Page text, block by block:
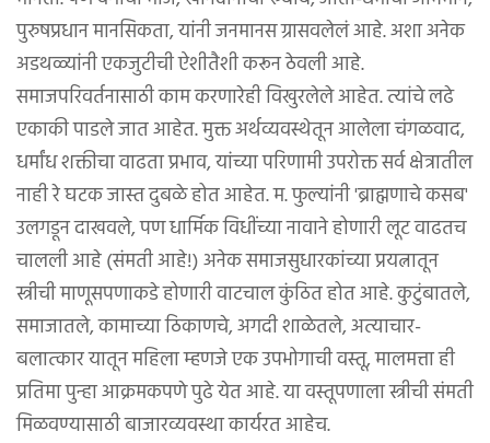
पुरुषप्रधान मानसिकता, यांनी जनमानस ग्रासवलेलं आहे. अशा अनेक
अडथळ्यांनी एकजुटीची ऐशीतैशी करून ठेवली आहे.
समाजपरिवर्तनासाठी काम करणारेही विखुरलेले आहेत. त्यांचे लढे
एकाकी पाडले जात आहेत. मुक्त अर्थव्यवस्थेतून आलेला चंगळवाद,
धर्मांध शक्तीचा वाढता प्रभाव, यांच्या परिणामी उपरोक्त सर्व क्षेत्रातील
नाही रे घटक जास्त दुबळे होत आहेत. म. फुल्यांनी 'ब्राह्मणाचे कसब'
उलगडून दाखवले, पण धार्मिक विधींच्या नावाने होणारी लूट वाढतच
चालली आहे (संमती आहे!) अनेक समाजसुधारकांच्या प्रयत्नातून
स्त्रीची माणूसपणाकडे होणारी वाटचाल कुंठित होत आहे. कुटुंबातले,
समाजातले, कामाच्या ठिकाणचे, अगदी शाळेतले, अत्याचार-
बलात्कार यातून महिला म्हणजे एक उपभोगाची वस्तू, मालमत्ता ही
प्रतिमा पुन्हा आक्रमकपणे पुढे येत आहे. या वस्तूपणाला स्त्रीची संमती
मिळवण्यासाठी बाजारव्यवस्था कार्यरत आहेच.